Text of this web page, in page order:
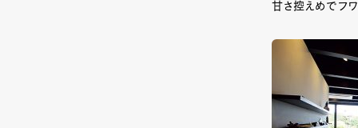
甘さ控えめでフ